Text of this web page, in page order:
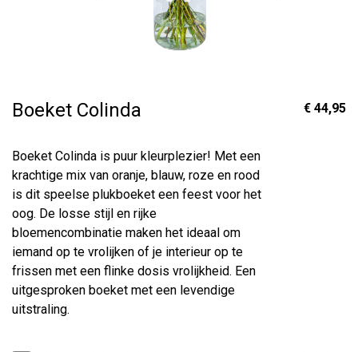
Boeket Colinda
Boeket Colinda is puur kleurplezier! Met een
krachtige mix van oranje, blauw, roze en rood
is dit speelse plukboeket een feest voor het
oog. De losse stijl en rijke
bloemencombinatie maken het ideaal om
iemand op te vrolijken of je interieur op te
frissen met een flinke dosis vrolijkheid. Een
uitgesproken boeket met een levendige
uitstraling.
€ 44,95